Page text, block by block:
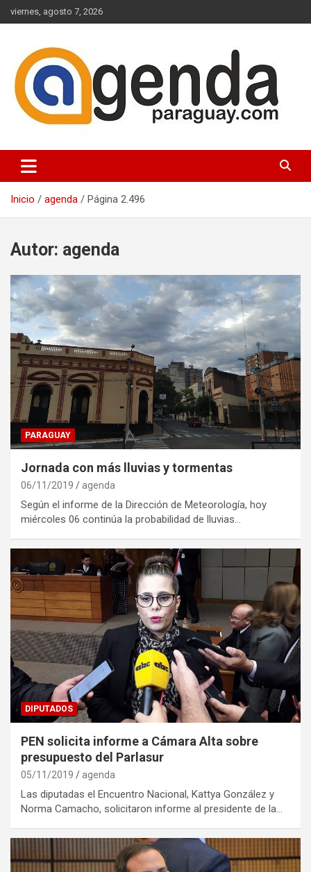
Saltar
al
viernes, agosto 7, 2026
Agenda Paraguay
Inicio agenda Página 2.496
Autor: agenda
PARAGUAY
Jornada con más lluvias y tormentas
06/11/2019 agenda
Según el informe de la Dirección de Meteorología, hoy
miércoles 06 continúa la probabilidad de lluvias…
DIPUTADOS
PEN solicita informe a Cámara Alta sobre
presupuesto del Parlasur
05/11/2019 agenda
Las diputadas el Encuentro Nacional, Kattya González y
Norma Camacho, solicitaron informe al presidente de la…